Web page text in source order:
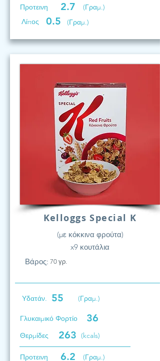
Προτεινη 2.7
(Γραμ.)
Λίπος
0.5 (Γραμ.)
Kelloggs Special K
(με κόκκινα φρούτα)
x9 κουτάλια
Βάρος: 70 γρ.
Υδατάν. 55 (Γραμ.)
Γλυκαιμικό Φορτίο 36
Θερμίδες 263 (kcals)
Προτεινη 6.2
(Γραμ.)